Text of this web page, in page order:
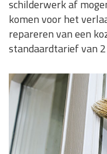
schilderwerk af
komen voor het
repareren van een
standaardtarief van